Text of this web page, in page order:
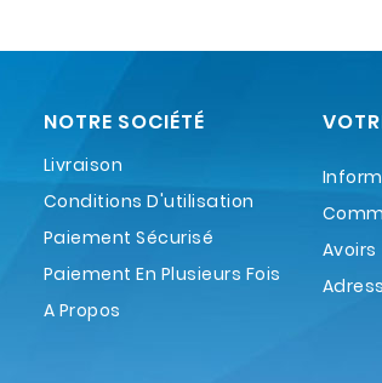
NOTRE SOCIÉTÉ
Livraison
Conditions D'utilisation
Paiement Sécurisé
Paiement En Plusieurs Fois
A Propos
Avoirs